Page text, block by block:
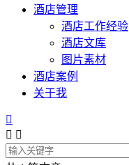
酒店管理
酒店工作经验
酒店文库
图片素材
酒店案例
关于我

 